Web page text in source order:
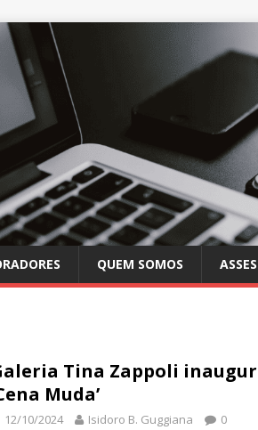
QUEM SOMOS
Tina Zappoli
Muda’
12/10/2024 Isidoro B. Guggiana 0